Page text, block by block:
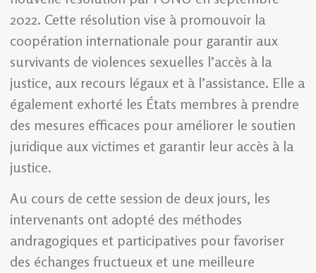
2022. Cette résolution vise à promouvoir la
coopération internationale pour garantir aux
survivants de violences sexuelles l’accès à la
justice, aux recours légaux et à l’assistance. Elle a
également exhorté les États membres à prendre
des mesures efficaces pour améliorer le soutien
juridique aux victimes et garantir leur accès à la
justice.
Au cours de cette session de deux jours, les
intervenants ont adopté des méthodes
andragogiques et participatives pour favoriser
des échanges fructueux et une meilleure